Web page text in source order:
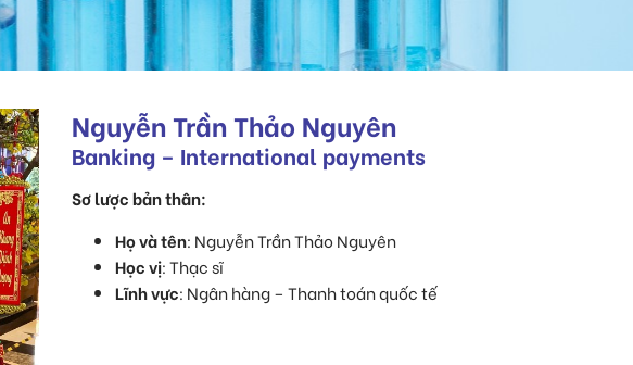
Nguyễn Trần Thảo Nguyên
Banking – International payments
Sơ lược bản thân:
Họ và tên: Nguyễn Trần Thảo Nguyên
Học vị: Thạc sĩ
Lĩnh vực: Ngân hàng – Thanh toán quốc tế